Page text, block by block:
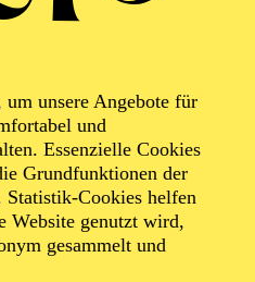
unsere Angebote für
und
Essenzielle Cookies
Grundfunktionen der
Statistik-Cookies helfen
Website genutzt wird,
gesammelt und
Festival nun zum
2026/2027.